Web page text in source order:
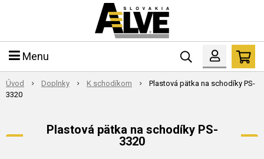
Menu
Úvod Doplnky K schodíkom
Plastová pätka na schodíky PS-
3320
Plastová pätka na schodíky PS-
3320